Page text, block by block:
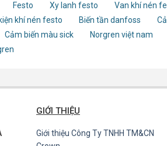
Festo Xy lanh festo Van khí nén
khí nén festo Biến tần danfoss
Cảm biến màu sick Norgren việt nam
GIỚI THIỆU
Giới thiệu Công Ty TNHH TM&CN